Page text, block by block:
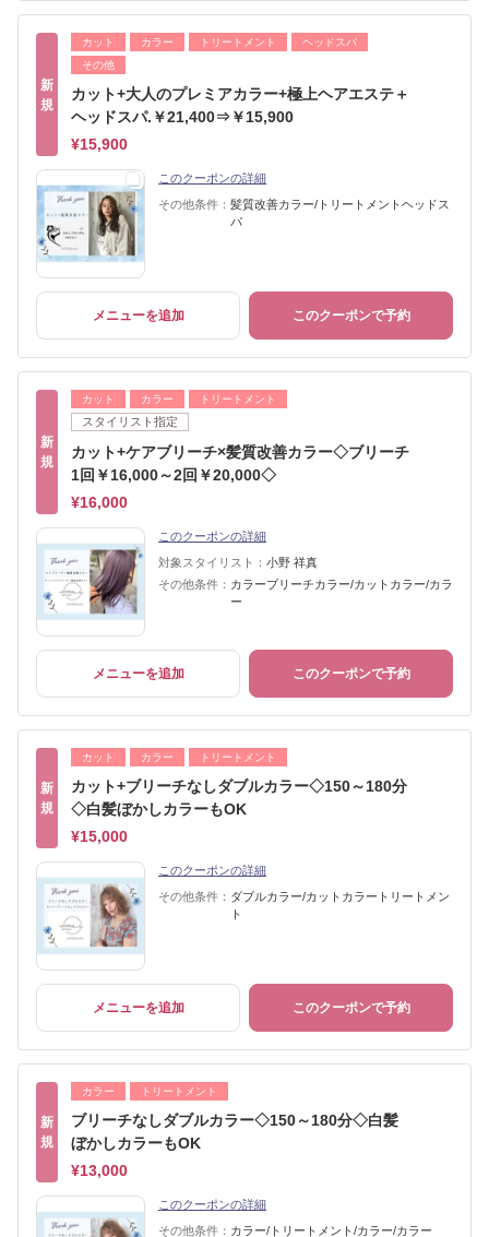
新
規
カット カラー トリートメント
ヘッドスパ
その他
カット+大人のプレミアカラー+極上ヘアエステ＋
ヘッドスパ.￥21,400⇒￥15,900
¥15,900
このクーポンの詳細
その他条件： 髪質改善カラー/トリートメントヘッドス
パ
メニューを追加 このクーポンで予約
新
規
カット カラー トリートメント
スタイリスト指定
カット+ケアブリーチ×髪質改善カラー◇ブリーチ
1回￥16,000～2回￥20,000◇
¥16,000
このクーポンの詳細
対象スタイリスト： 小野 祥真
その他条件： カラーブリーチカラー/カットカラー/カラ
ー
メニューを追加 このクーポンで予約
新
規
カット カラー トリートメント
カット+ブリーチなしダブルカラー◇150～180分
◇白髪ぼかしカラーもOK
¥15,000
このクーポンの詳細
その他条件： ダブルカラー/カットカラートリートメン
ト
メニューを追加 このクーポンで予約
新
規
カラー トリートメント
ブリーチなしダブルカラー◇150～180分◇白髪
ぼかしカラーもOK
¥13,000
このクーポンの詳細
その他条件： カラー/トリートメント/カラー/カラー